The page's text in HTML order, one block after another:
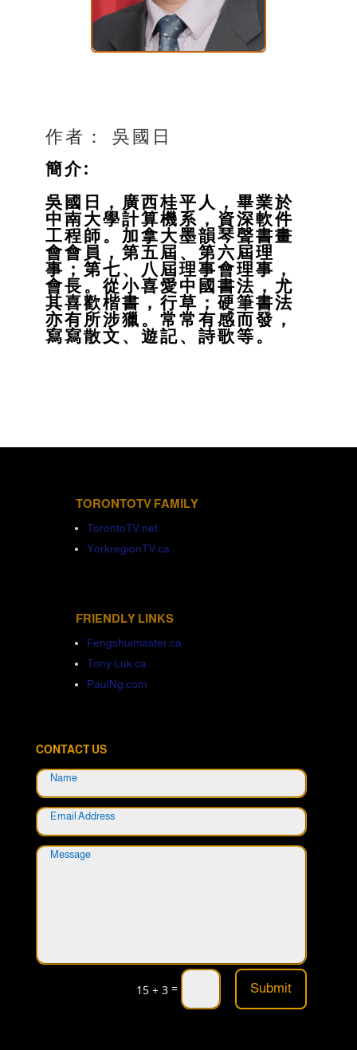
作者： 吳國日
簡介:
吳國日，廣西桂平人，畢業於
中南大學計算機系，資深軟件
工程師。加拿大墨韻琴聲書畫
會會員，第五屆、第六屆理
事；第七、八屆理事會理事，
會長。從小喜愛中國書法，尤
其喜歡楷書，行草；硬筆書法
亦有所涉獵。常常有感而發，
寫寫散文、遊記、詩歌等。
TORONTOTV FAMILY
TorontoTV.net
YorkregionTV.ca
FRIENDLY LINKS
Fengshuimaster.ca
Tony Luk.ca
PaulNg.com
CONTACT US
15 + 3 = Submit